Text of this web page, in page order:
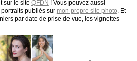
sur le site QFDN ! Vous pouvez aussi
publiés sur mon propre site photo . Et
par date de prise de vue, les vignettes